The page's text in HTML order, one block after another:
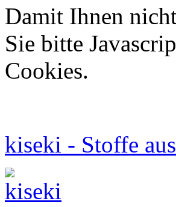
Damit Ihnen
Sie bitte
Cookies.
kiseki - Stoffe